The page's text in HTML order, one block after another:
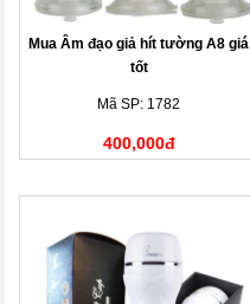
Mua Âm đạo giả hít tường A8 giá
tốt
Mã SP: 1782
400,000đ